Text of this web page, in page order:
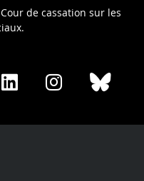
de cassation sur les
Share
LinkedIn
Share
Instagram